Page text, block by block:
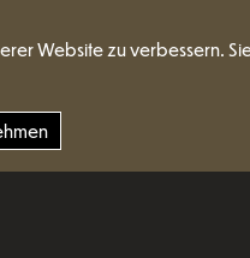
Website zu verbessern.